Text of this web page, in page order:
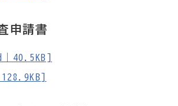
申請書
40.5KB]
128.9KB]